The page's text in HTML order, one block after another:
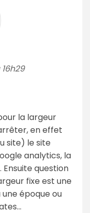
la largeur
en effet
site) le site
analytics, la
question
fixe est une
époque ou